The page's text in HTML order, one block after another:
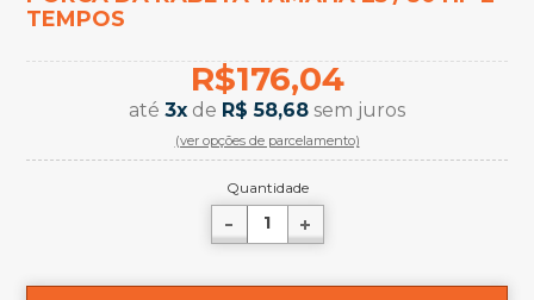
TEMPOS
R$176,04
até 3x de R$ 58,68 sem juros
(ver opções de parcelamento)
Quantidade